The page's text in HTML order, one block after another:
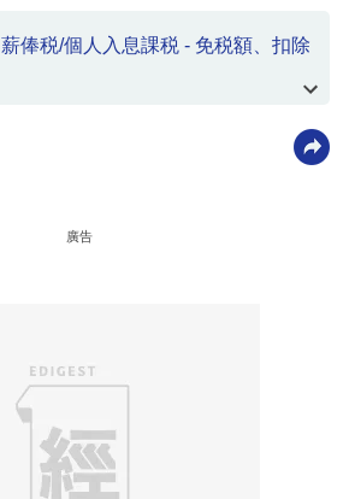
薪俸税/個人入息課税 - 免税額、扣除
廣告